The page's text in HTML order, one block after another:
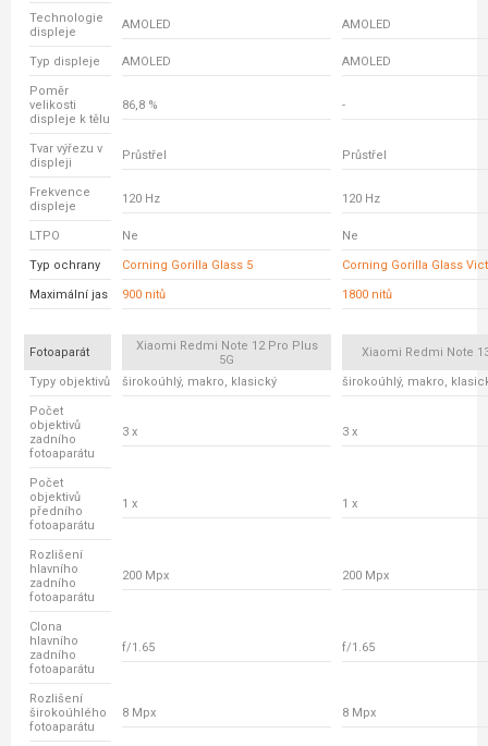
Technologie
displeje
AMOLED AMOLED
Typ displeje AMOLED AMOLED
Poměr
velikosti
displeje k tělu
86,8 % -
Tvar výřezu v
displeji
Průstřel Průstřel
Frekvence
displeje
120 Hz 120 Hz
LTPO Ne Ne
Typ ochrany Corning Gorilla Glass 5 Corning Gorilla Glass
Maximální jas 900 nitů 1800 nitů
Fotoaparát
Xiaomi Redmi Note 12 Pro Plus
5G
Xiaomi Redmi Note
Typy objektivů širokoúhlý, makro, klasický širokoúhlý, makro,
Počet
objektivů
zadního
fotoaparátu
3 x 3 x
Počet
objektivů
předního
fotoaparátu
1 x 1 x
Rozlišení
hlavního
zadního
fotoaparátu
200 Mpx 200 Mpx
Clona
hlavního
zadního
fotoaparátu
f/1.65 f/1.65
Rozlišení
širokoúhlého
fotoaparátu
8 Mpx 8 Mpx